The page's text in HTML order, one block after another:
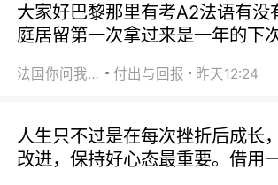
大家好巴黎那里有考A2法语有没
庭居留第一次拿过来是一年的下
法国你问我答 付出与回报 昨天12:24
人生只不过是在每次挫折后成长
改进，保持好心态最重要。借用